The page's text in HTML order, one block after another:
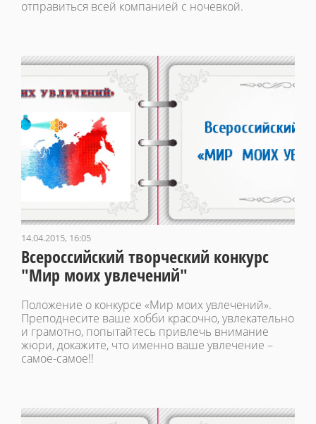
отправиться всей компанией с ночевкой.
14.04.2015, 16:05
Всероссийский творческий конкурс
"Мир моих увлечений"
Положение о конкурсе «Мир моих увлечений».
Преподнесите ваше хобби красочно, увлекательно
и грамотно, попытайтесь привлечь внимание
жюри, докажите, что именно ваше увлечение –
самое-самое!!